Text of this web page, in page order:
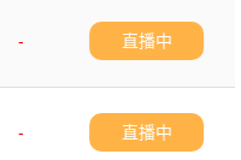
-
直播中
-
直播中